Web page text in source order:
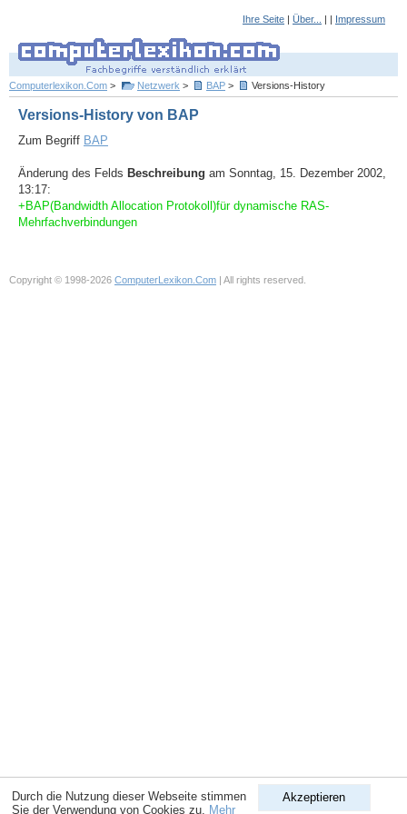
Ihre Seite | Über... | | Impressum
Computerlexikon.Com > Netzwerk > BAP > Versions-History
Versions-History von BAP
Zum Begriff BAP
Änderung des Felds Beschreibung am Sonntag, 15. Dezember 2002,
13:17:
+BAP(Bandwidth Allocation Protokoll)für dynamische RAS-
Mehrfachverbindungen
Akzeptieren
Durch die Nutzung dieser Webseite stimmen
Sie der Verwendung von Cookies zu. Mehr
Copyright © 1998-2026 ComputerLexikon.Com | All rights reserved.